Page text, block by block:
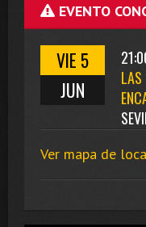
EVENTO
VIE 5
JUN
LAS
Ver mapa de